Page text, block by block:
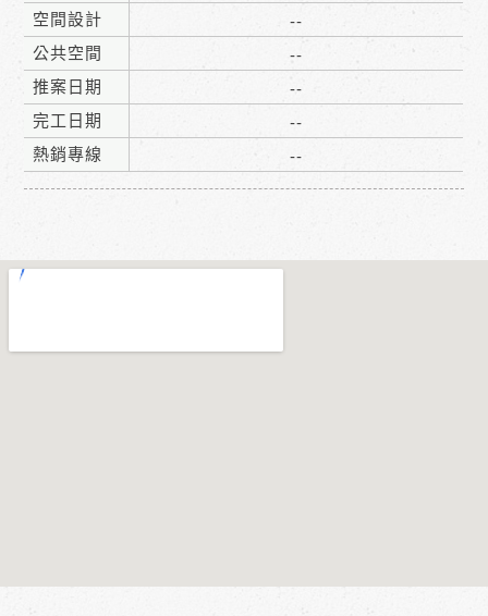
空間設計
--
公共空間
--
推案日期
--
完工日期
--
熱銷專線
--